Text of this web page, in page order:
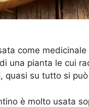
come
una pianta le cui
quasi su tutto si
è molto usata